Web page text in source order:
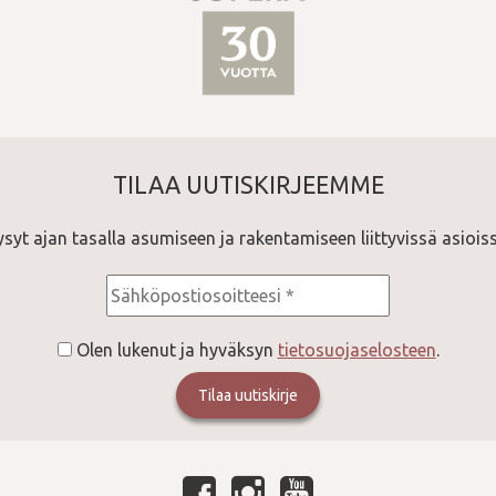
TILAA UUTISKIRJEEMME
ajan tasalla asumiseen ja rakentamiseen liittyvissä
Olen lukenut ja hyväksyn tietosuojaselosteen.